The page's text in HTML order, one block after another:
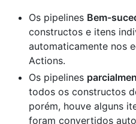
Os pipelines Bem-
constructos e itens
automaticamente nos
Actions.
Os pipelines
todos os constructos
porém, houve alguns
foram convertidos